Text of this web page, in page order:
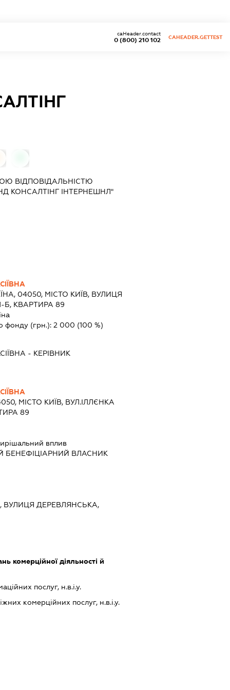
0 (800) 210 102
caHeader.contact
CAHEADER.GETTEST
ВІДПОВІДАЛЬНІСТЮ
КОНСАЛТІНГ ІНТЕРНЕШНЛ"
04050, МІСТО КИЇВ, ВУЛИЦЯ
Б, КВАРТИРА 89
фонду (грн.): 2 000 (100 %)
- КЕРІВНИК
МІСТО КИЇВ, ВУЛ.ІЛЛЄНКА
89
вплив
БЕНЕФІЦІАРНИЙ ВЛАСНИК
ВУЛИЦЯ ДЕРЕВЛЯНСЬКА,
комерційної діяльності й
послуг, н.в.і.у.
комерційних послуг, н.в.і.у.